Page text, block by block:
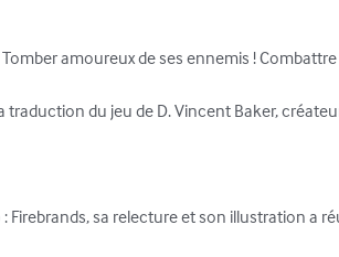
amoureux de ses ennemis !
traduction du jeu de D. Vincent Baker,
Firebrands, sa relecture et son illustration a